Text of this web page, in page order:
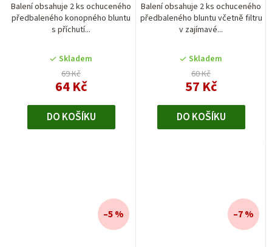
Balení obsahuje 2 ks ochuceného
předbaleného konopného bluntu
s příchutí...
Skladem
69 Kč
64 Kč
DO KOŠÍKU
Balení obsahuje 2 ks ochuceného
předbaleného bluntu včetně filtru
v zajímavé...
Skladem
60 Kč
57 Kč
DO KOŠÍKU
–5 % –7 %